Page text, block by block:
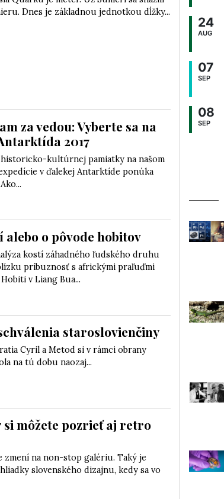
Dnes je základnou jednotkou dĺžky...
za vedou: Vyberte sa na
2017
historicko-kultúrnej pamiatky na našom
v ďalekej Antarktíde ponúka
alebo o pôvode hobitov
kostí záhadného ľudského druhu
príbuznosť s africkými praľuďmi
v Liang Bua...
staroslovienčiny
Cyril a Metod si v rámci obrany
na tú dobu naozaj...
si môžete pozrieť aj retro
zmení na non-stop galériu. Taký je
slovenského dizajnu, kedy sa vo
24
AUG
07
SEP
08
SEP